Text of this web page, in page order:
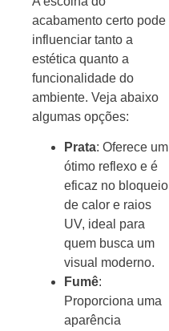
acabamento certo pode
influenciar tanto a
estética quanto a
funcionalidade do
ambiente. Veja abaixo
algumas opções:
Prata: Oferece um
ótimo reflexo e é
eficaz no bloqueio
de calor e raios
UV, ideal para
quem busca um
visual moderno.
Fumê:
Proporciona uma
aparência